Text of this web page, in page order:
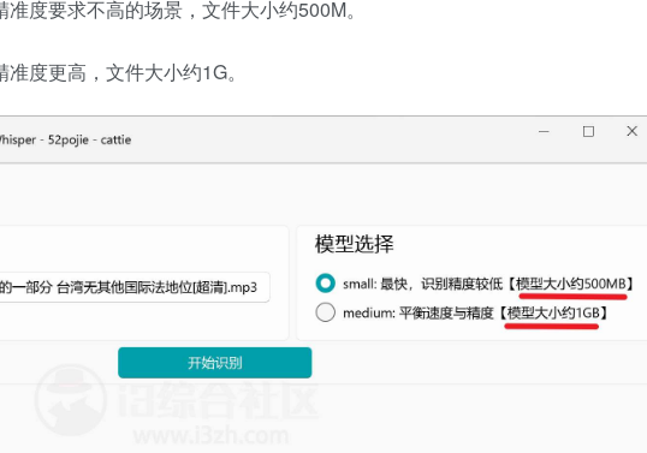
度要求不高的场景，文件大小约500M。
度更高，文件大小约1G。